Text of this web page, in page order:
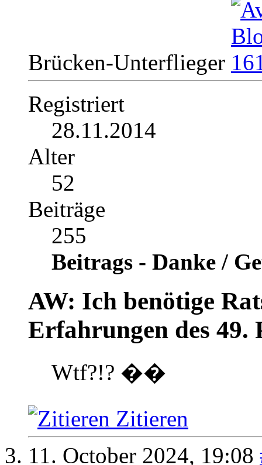
Brücken-Unterflieger
Registriert
28.11.2014
Alter
52
Beiträge
255
Beitrags - Danke /
AW: Ich benötige
Erfahrungen des 49.
Wtf?!? ��
Zitieren
11. October 2024, 19:08